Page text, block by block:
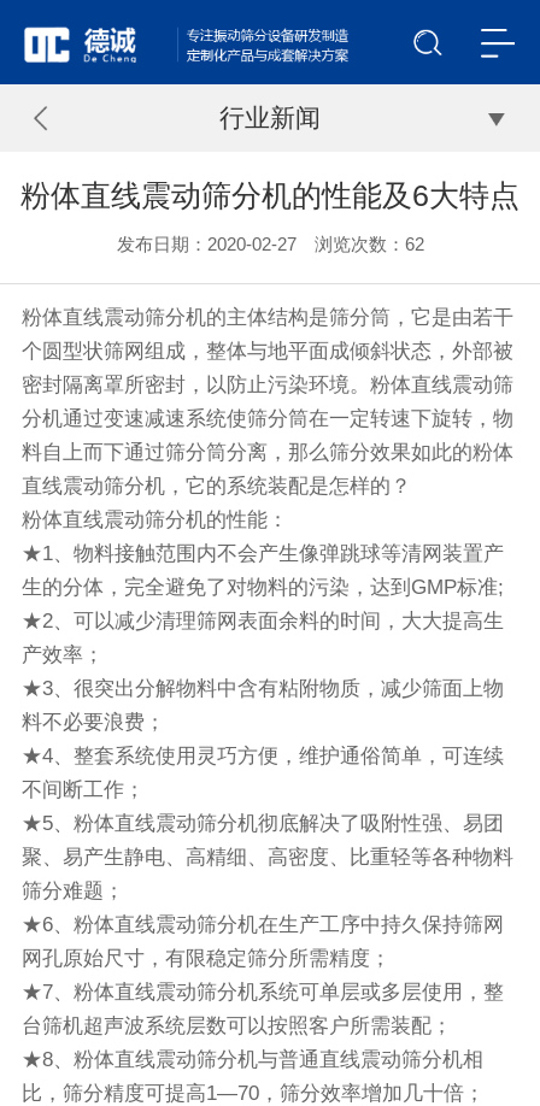
行业新闻
粉体直线震动筛分机的性能及6大特点
发布日期：2020-02-27 浏览次数： 62
粉体直线震动筛分机的主体结构是筛分筒，它是由若干
个圆型状筛网组成，整体与地平面成倾斜状态，外部被
密封隔离罩所密封，以防止污染环境。粉体直线震动筛
分机通过变速减速系统使筛分筒在一定转速下旋转，物
料自上而下通过筛分筒分离，那么筛分效果如此的粉体
直线震动筛分机，它的系统装配是怎样的？
粉体直线震动筛分机的性能：
★1、物料接触范围内不会产生像弹跳球等清网装置产
生的分体，完全避免了对物料的污染，达到GMP标准;
★2、可以减少清理筛网表面余料的时间，大大提高生
产效率；
★3、很突出分解物料中含有粘附物质，减少筛面上物
料不必要浪费；
★4、整套系统使用灵巧方便，维护通俗简单，可连续
不间断工作；
★5、粉体直线震动筛分机彻底解决了吸附性强、易团
聚、易产生静电、高精细、高密度、比重轻等各种物料
筛分难题；
★6、粉体直线震动筛分机在生产工序中持久保持筛网
网孔原始尺寸，有限稳定筛分所需精度；
★7、粉体直线震动筛分机系统可单层或多层使用，整
台筛机超声波系统层数可以按照客户所需装配；
★8、粉体直线震动筛分机与普通直线震动筛分机相
比，筛分精度可提高1—70，筛分效率增加几十倍；